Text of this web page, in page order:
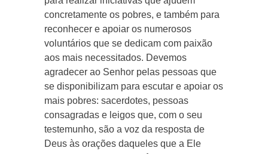
concretamente os pobres, e também para
reconhecer e apoiar os numerosos
voluntários que se dedicam com paixão
aos mais necessitados. Devemos
agradecer ao Senhor pelas pessoas que
se disponibilizam para escutar e apoiar os
mais pobres: sacerdotes, pessoas
consagradas e leigos que, com o seu
testemunho, são a voz da resposta de
Deus às orações daqueles que a Ele